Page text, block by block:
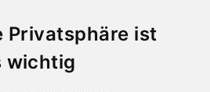
Privatsphäre ist
wichtig
der Militärbehörden zur
errichtet werden musste.
von der SS verwüstet.
sich nur mehr wenige